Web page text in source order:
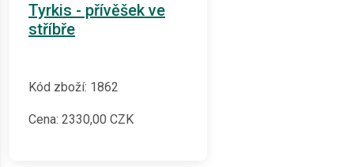
Tyrkis - přívěšek ve
stříbře
Kód zboží: 1862
Cena: 2330,00 CZK